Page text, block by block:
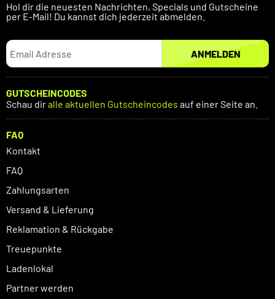
Hol dir die neuesten Nachrichten, Specials und Gutscheine
per E-Mail! Du kannst dich jederzeit abmelden.
ANMELDEN
GUTSCHEINCODES
Schau diralle aktuellen Gutscheincodes auf einer Seite an.
FAQ
Kontakt
FAQ
Zahlungsarten
Versand & Lieferung
Reklamation & Rückgabe
Treuepunkte
Ladenlokal
Partner werden